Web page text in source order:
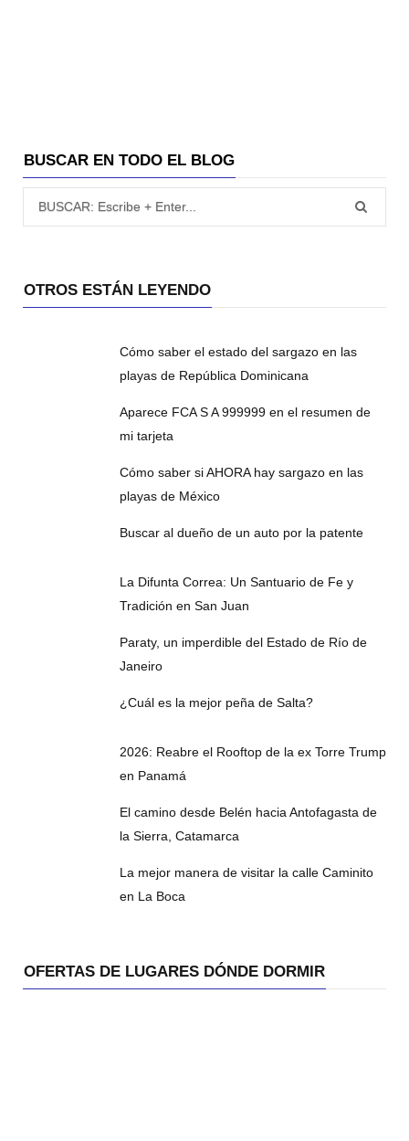
BUSCAR EN TODO EL BLOG
OTROS ESTÁN LEYENDO
Cómo saber el estado del sargazo en las
playas de República Dominicana
Aparece FCA S A 999999 en el resumen de
mi tarjeta
Cómo saber si AHORA hay sargazo en las
playas de México
Buscar al dueño de un auto por la patente
La Difunta Correa: Un Santuario de Fe y
Tradición en San Juan
Paraty, un imperdible del Estado de Río de
Janeiro
¿Cuál es la mejor peña de Salta?
2026: Reabre el Rooftop de la ex Torre Trump
en Panamá
El camino desde Belén hacia Antofagasta de
la Sierra, Catamarca
La mejor manera de visitar la calle Caminito
en La Boca
OFERTAS DE LUGARES DÓNDE DORMIR